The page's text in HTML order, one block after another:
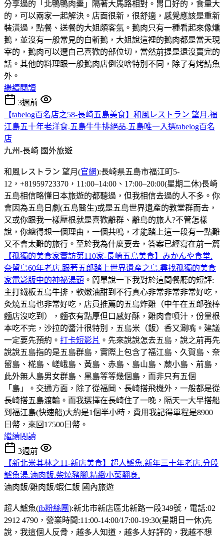
分享過的「北鴨鴨肉羹」隔著大馬路相對。胃口好的，食量大
的，可以兩家一起解決。店面很新，很舒適，感覺應該是重新
裝潢過，點餐、送餐的大姐頗客氣。鵝肉只有一種看起來像燻
鵝，並沒有一般常見的白斬鵝，大姐說這裡的鵝肉都是當天現
宰的，鵝肉可以選自己喜歡的部位切，當然前提是還沒賣完的
話。其他的料理跟一般鵝肉店倒沒啥特別不同，除了有烤鯖魚
外。
繼續閱讀
3週前
【tabelog百名店之58-長崎五島美食】和風レストラン 望月.福
江島五十年老洋食.五島牛牛排絕品.五島唯一入選tabelog百名
店
九州-長崎 國外旅遊
和風レストラン 望月(官網):長崎県五島市福江町5-
12，+81959723370，11:00–14:00、17:00–20:00(星期二休)長崎
五島相信略懂日本旅遊的都聽過，但我相信去過的人不多。你
會因為五島日劇(五島醫生)或是五島世界遺產的教堂群而去，
又或你跟我一樣壓根就是喜歡離群、離島的旅人?不管怎樣
說，你總得想一個理由，一個共鳴，才能踏上這一段有一點難
又不會太難的旅行。至於我為什麼要去，答案已經寫在前一篇
【孤獨的美食家實訪第110家-長崎五島美食】みかんや食堂.
奈留島60年老店.跟著五郎踏上世界遺產之島.尋找孤獨的美食
家電影版中的神祕湯頭 。簡單說一下我對於這間餐廳的短評:
主打鐵板五島牛排，軟嫩油甜到不行真心非常非常非常好吃，
灸燒五島也非常好吃，店員推薦的五島炸雞（中午在五郎強棒
麵店沒吃到），麵衣有點厚但口感好酥，雞肉會噴汁，份量根
本吃不完，沙拉的醬汁很特別，五島米（飯）香又涮嘴。建議
一定要先預約。 打卡短影片 。先來說說怎去五島，說之前再先
說說五島指的是五島群島，實際上包含了福江島、久賀島、奈
留島、椛島、嵯峨島、黃島、赤島、島山島、蕨小島、前島，
此外無人島男女群島、黑島等等幾個島，而非只有五個
「島」。交通方面，除了從福岡、長崎搭飛機外，一般都是從
長崎搭五島渡輪。而我選擇在長崎住了一晚，隔天一大早搭船
到福江島(快速船)大約是1個半小時，費用我記得單程是8900
日幣，來回17500日幣。
繼續閱讀
3週前
【新北米其林之11-新店美食】超人鱸魚.新年三十年老店.分段
鱸魚湯.滷肉飯.柴燒豬腳.精緻小菜翻身.
滷肉飯/雞肉飯/蝦仁飯 國內旅遊
超人鱸魚(fb粉絲團):新北市新店區北新路一段349號，電話:02
2912 4790，營業時間:11:00-14:00/17:00-19:30(星期日一休)先
說，我這個人反骨，越多人知道，越多人好評的，我越不想